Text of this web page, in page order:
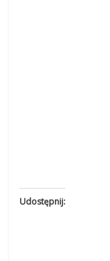
Udostępnij: